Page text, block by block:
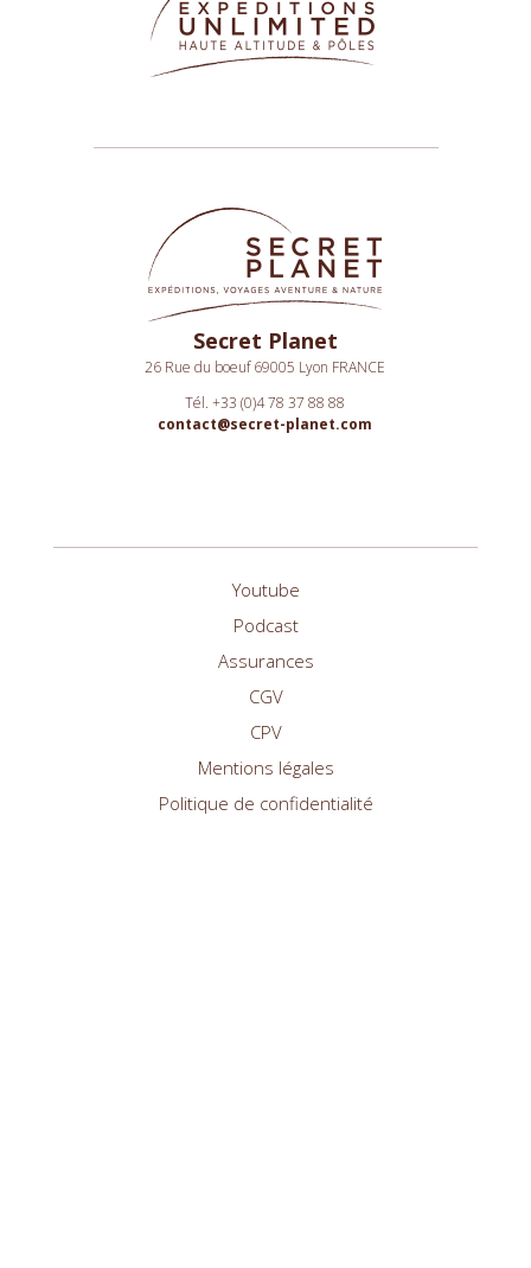
Secret Planet
26 Rue du boeuf 69005 Lyon FRANCE
Tél. +33 (0)4 78 37 88 88
contact@secret-planet.com
Youtube
Podcast
Assurances
CGV
CPV
Mentions légales
Politique de confidentialité